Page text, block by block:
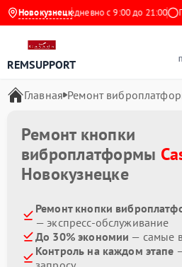
Новокузнецк
Яндекс Ежедневно с 9:00 до 21:00
REMSUPPORT
Главная Ремонт
Ремонт кнопки
виброплатформы
Новокузнецке
Ремонт кнопки
— экспресс-обслуживание
До 30% экономии — самые
Контроль на каждом этапе